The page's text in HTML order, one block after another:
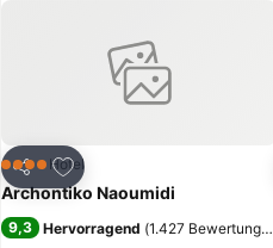
Teilen
Zu Favoriten hinzufügen
4 SterneHotel
Archontiko Naoumidi
9,3 Hervorragend (1.427 Bewertungen